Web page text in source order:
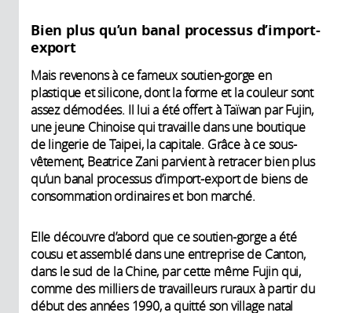
Bien plus qu’un banal processus d’import-
export
Mais revenons à ce fameux soutien-gorge en
plastique et silicone, dont la forme et la couleur sont
assez démodées. Il lui a été offert à Taïwan par Fujin,
une jeune Chinoise qui travaille dans une boutique
de lingerie de Taipei, la capitale. Grâce à ce sous-
vêtement, Beatrice Zani parvient à retracer bien plus
qu’un banal processus d’import-export de biens de
consommation ordinaires et bon marché.
Elle découvre d’abord que ce soutien-gorge a été
cousu et assemblé dans une entreprise de Canton,
dans le sud de la Chine, par cette même Fujin qui,
comme des milliers de travailleurs ruraux à partir du
début des années 1990, a quitté son village natal